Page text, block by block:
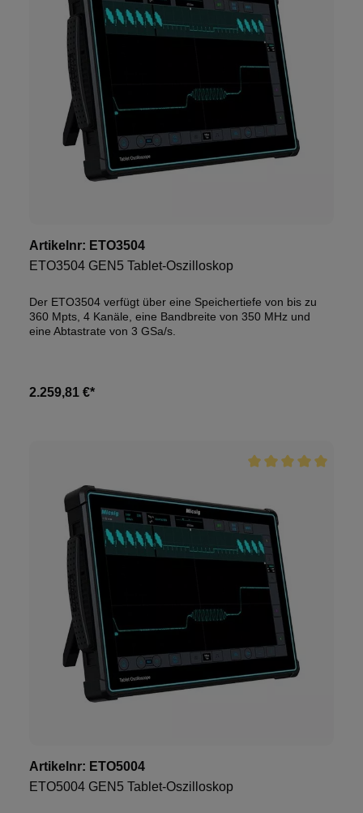
Artikelnr: ETO3504
ETO3504 GEN5 Tablet-Oszilloskop
Der ETO3504 verfügt über eine Speichertiefe von bis zu
360 Mpts, 4 Kanäle, eine Bandbreite von 350 MHz und
eine Abtastrate von 3 GSa/s.
2.259,81 €*
Artikelnr: ETO5004
ETO5004 GEN5 Tablet-Oszilloskop